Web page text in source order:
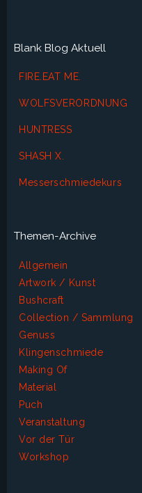
Blank Blog Aktuell
FIRE.EAT ME.
WOLFSVERORDNUNG
HUNTRESS
SHASH X.
Messerschmiedekurs
Themen-Archive
Allgemein
Artwork / Kunst
Bushcraft
Collection / Sammlung
Genuss
Klingenschmiede
Making Of
Material
Puch
Veranstaltung
Vor der Tür
Workshop